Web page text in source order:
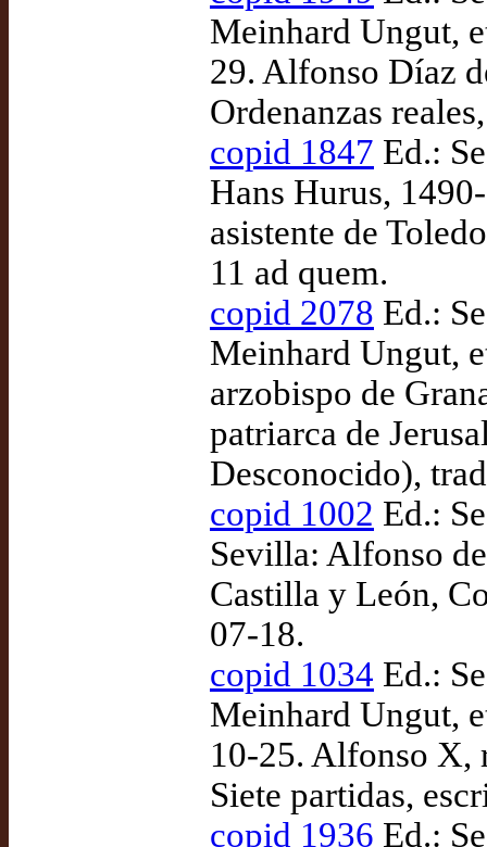
Meinhard Ungut,
29. Alfonso Díaz
Ordenanzas
copid 1847 Ed.:
Hans Hurus,
asistente de
11 ad quem.
copid 2078 Ed.:
Meinhard Ungut,
arzobispo de
patriarca de
Desconocido),
copid 1002 Ed.:
Sevilla: Alfonso
Castilla y León,
07-18.
copid 1034 Ed.:
Meinhard Ungut,
10-25. Alfonso X,
Siete partidas,
copid 1936 Ed.: